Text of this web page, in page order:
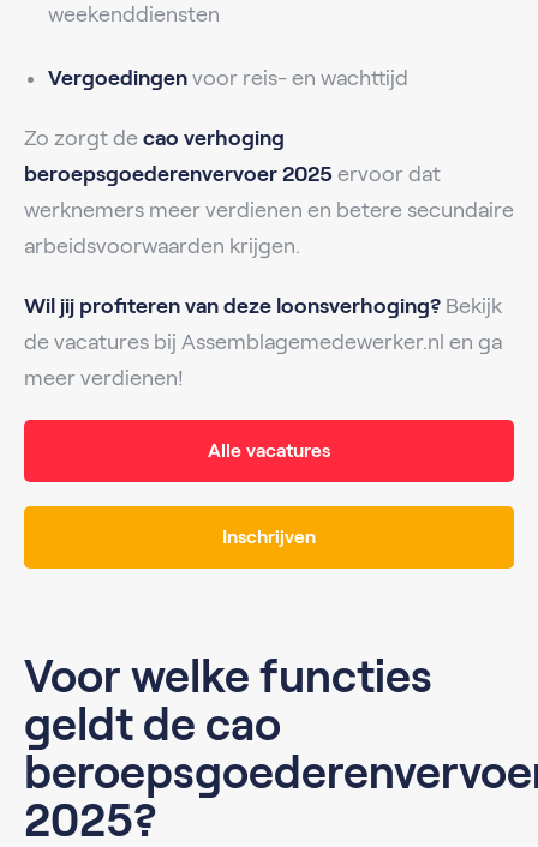
weekenddiensten
Vergoedingen voor reis- en wachttijd
Zo zorgt de cao verhoging
beroepsgoederenvervoer 2025 ervoor dat
werknemers meer verdienen en betere secundaire
arbeidsvoorwaarden krijgen.
Wil jij profiteren van deze loonsverhoging? Bekijk
de vacatures bij Assemblagemedewerker.nl en ga
meer verdienen!
Alle vacatures
Inschrijven
Voor welke functies
geldt de cao
2025?